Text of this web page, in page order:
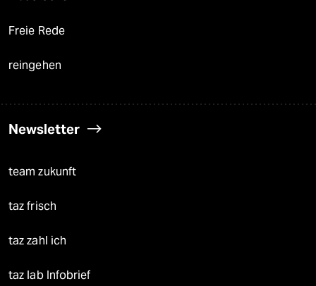
Freie Rede
reingehen
Newsletter
team zukunft
taz frisch
taz zahl ich
taz lab Infobrief